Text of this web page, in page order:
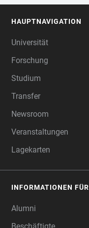
HAUPTNAVIGATION
Universität
Forschung
Studium
Transfer
Newsroom
Veranstaltungen
Lagekarten
INFORMATIONEN FÜR
Alumni